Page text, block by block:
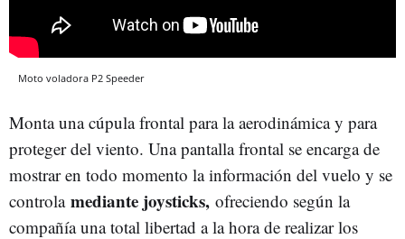
Moto voladora P2 Speeder
Monta una cúpula frontal para la aerodinámica y para
proteger del viento. Una pantalla frontal se encarga de
mostrar en todo momento la información del vuelo y se
controla mediante joysticks, ofreciendo según la
compañía una total libertad a la hora de realizar los